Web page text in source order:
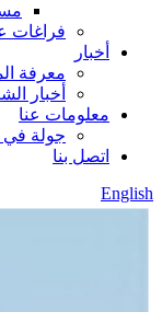
فراغات
أخبار
معرفة
أخبار
معلومات عنا
جولة في
اتصل بنا
English